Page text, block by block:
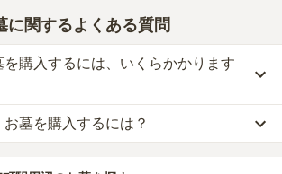
に関するよくある質問
購入するには、いくらかかります
用の目安は、一般墓が約198万円、樹木葬が
55万円、永代供養墓が約20万円です。
墓を購入するには？